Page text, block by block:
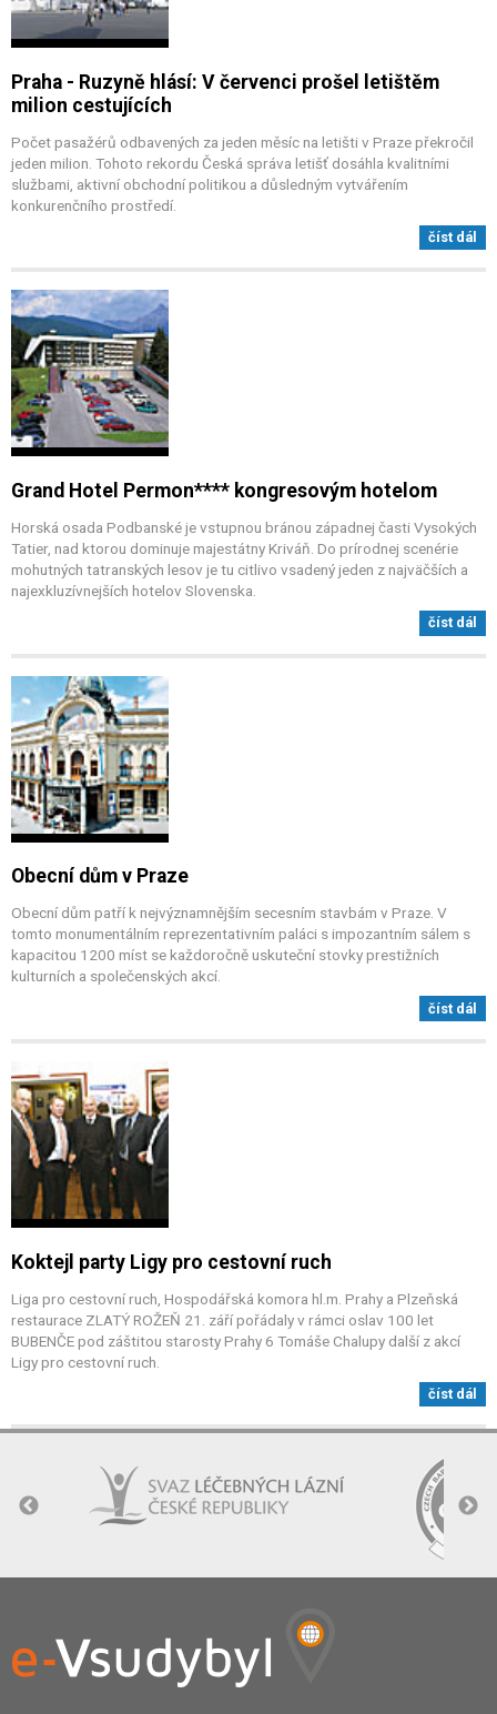
Praha - Ruzyně hlásí: V červenci prošel letištěm
milion cestujících
Počet pasažérů odbavených za jeden měsíc na letišti v Praze překročil
jeden milion. Tohoto rekordu Česká správa letišť dosáhla kvalitními
službami, aktivní obchodní politikou a důsledným vytvářením
konkurenčního prostředí.
číst dál
Grand Hotel Permon**** kongresovým hotelom
Horská osada Podbanské je vstupnou bránou západnej časti Vysokých
Tatier, nad ktorou dominuje majestátny Kriváň. Do prírodnej scenérie
mohutných tatranských lesov je tu citlivo vsadený jeden z najväčších a
najexkluzívnejších hotelov Slovenska.
číst dál
Obecní dům v Praze
Obecní dům patří k nejvýznamnějším secesním stavbám v Praze. V
tomto monumentálním reprezentativním paláci s impozantním sálem s
kapacitou 1200 míst se každoročně uskuteční stovky prestižních
kulturních a společenských akcí.
číst dál
Koktejl party Ligy pro cestovní ruch
Liga pro cestovní ruch, Hospodářská komora hl.m. Prahy a Plzeňská
restaurace ZLATÝ ROŽEŇ 21. září pořádaly v rámci oslav 100 let
BUBENČE pod záštitou starosty Prahy 6 Tomáše Chalupy další z akcí
Ligy pro cestovní ruch.
číst dál